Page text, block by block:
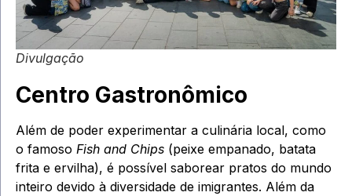
Divulgação
Centro Gastronômico
Além de poder experimentar a culinária local, como
o famoso Fish and Chips (peixe empanado, batata
frita e ervilha), é possível saborear pratos do mundo
inteiro devido à diversidade de imigrantes. Além da